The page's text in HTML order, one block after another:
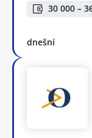
30 000 –
dnešní